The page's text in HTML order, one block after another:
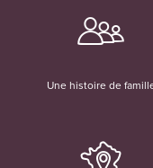
Une histoire de